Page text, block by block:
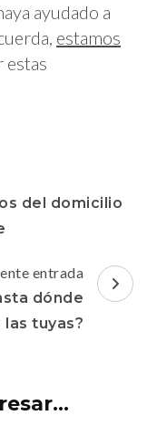
ayudado a
estamos
estas
del domicilio
entrada
dónde
tuyas?